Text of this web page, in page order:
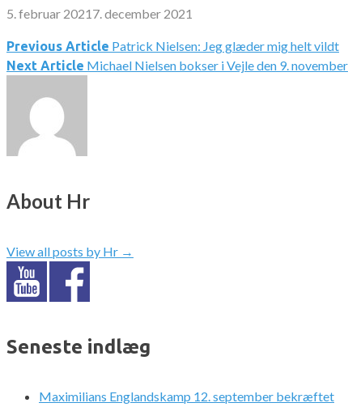
5. februar 2021 7. december 2021
Indlægsnavigation
Previous Article Patrick Nielsen: Jeg glæder mig helt vildt
Next Article Michael Nielsen bokser i Vejle den 9. november
About Hr
View all posts by Hr →
Seneste indlæg
Maximilians Englandskamp 12. september bekræftet